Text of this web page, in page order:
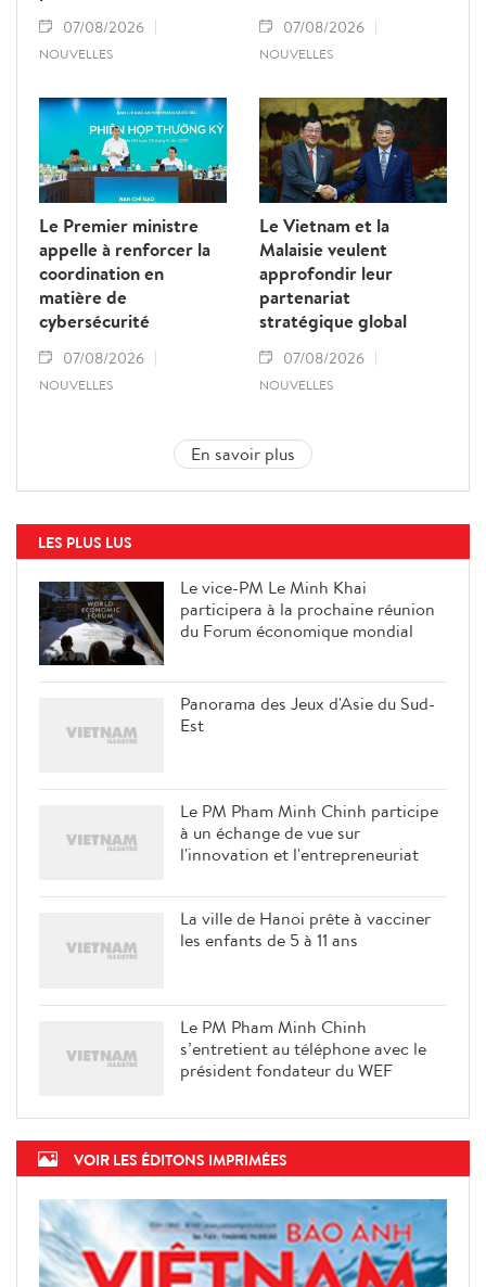
07/08/2026
NOUVELLES
07/08/2026
NOUVELLES
Le Premier ministre
appelle à renforcer la
coordination en
matière de
cybersécurité
07/08/2026
NOUVELLES
Le Vietnam et la
Malaisie veulent
approfondir leur
partenariat
stratégique global
07/08/2026
NOUVELLES
En savoir plus
LES PLUS LUS
Le vice-PM Le Minh Khai
participera à la prochaine réunion
du Forum économique mondial
Panorama des Jeux d'Asie du Sud-
Est
Le PM Pham Minh Chinh participe
à un échange de vue sur
l'innovation et l'entrepreneuriat
La ville de Hanoi prête à vacciner
les enfants de 5 à 11 ans
Le PM Pham Minh Chinh
s’entretient au téléphone avec le
président fondateur du WEF
VOIR LES ÉDITONS IMPRIMÉES